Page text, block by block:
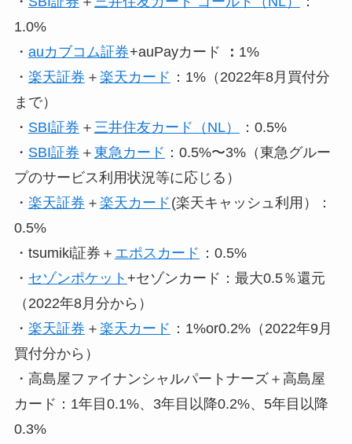
1.0%
・ auカブコム証券+auPayカード ： 1%
・ 楽天証券 ＋ 楽天カード ：1%（2022年8月買付分
まで）
・ SBI証券 ＋ 三井住友カード（NL）
：0.5%
・ SBI証券 ＋ 東急カード ：0.5%〜3%（東急グルー
プのサービス利用状況等に応じる）
・ 楽天証券 ＋ 楽天カード (楽天キャッシュ利用）：
0.5%
・tsumiki証券＋ エポスカード ：0.5%
・ セゾンポケット +セゾンカード：最大0.5％還元
（2022年8月分から）
・ 楽天証券 ＋ 楽天カード ：1%or0.2%（2022年9月
買付分から）
・高島屋ファイナンシャルパートナーズ＋高島屋
カード：1年目0.1%、3年目以降0.2%、5年目以降
0.3%